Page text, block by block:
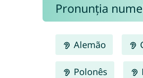
Pronunția
Alemão
Polonês